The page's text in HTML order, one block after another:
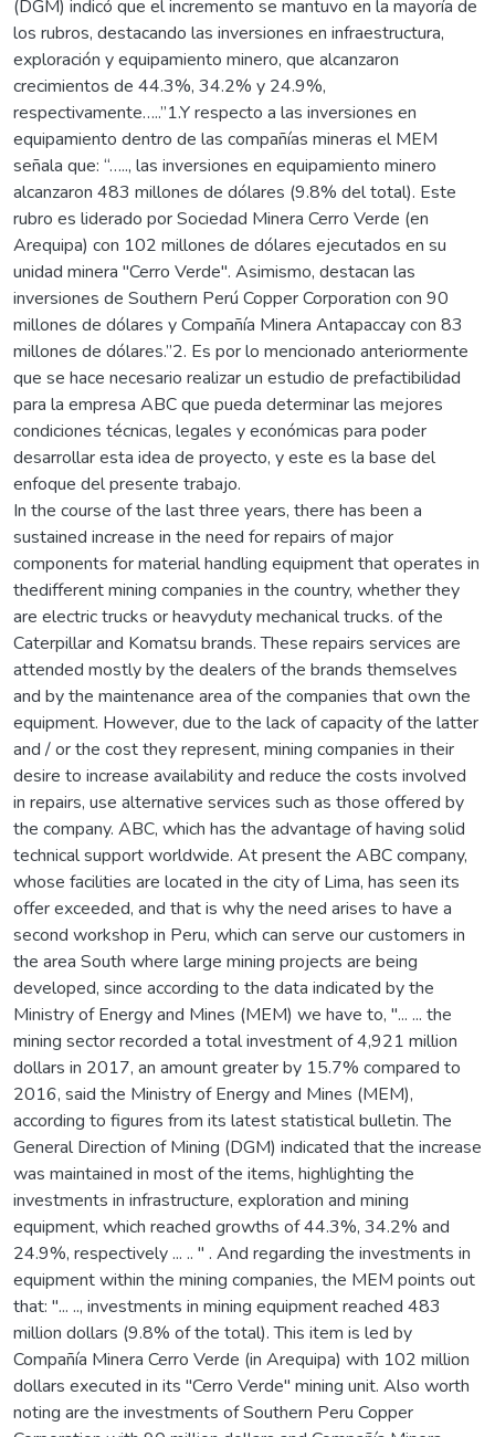
(DGM) indicó que el incremento se mantuvo en la mayoría de
los rubros, destacando las inversiones en infraestructura,
exploración y equipamiento minero, que alcanzaron
crecimientos de 44.3%, 34.2% y 24.9%,
respectivamente…..”1.Y respecto a las inversiones en
equipamiento dentro de las compañías mineras el MEM
señala que: “….., las inversiones en equipamiento minero
alcanzaron 483 millones de dólares (9.8% del total). Este
rubro es liderado por Sociedad Minera Cerro Verde (en
Arequipa) con 102 millones de dólares ejecutados en su
unidad minera "Cerro Verde". Asimismo, destacan las
inversiones de Southern Perú Copper Corporation con 90
millones de dólares y Compañía Minera Antapaccay con 83
millones de dólares.”2. Es por lo mencionado anteriormente
que se hace necesario realizar un estudio de prefactibilidad
para la empresa ABC que pueda determinar las mejores
condiciones técnicas, legales y económicas para poder
desarrollar esta idea de proyecto, y este es la base del
enfoque del presente trabajo.
In the course of the last three years, there has been a
sustained increase in the need for repairs of major
components for material handling equipment that operates in
thedifferent mining companies in the country, whether they
are electric trucks or heavyduty mechanical trucks. of the
Caterpillar and Komatsu brands. These repairs services are
attended mostly by the dealers of the brands themselves
and by the maintenance area of the companies that own the
equipment. However, due to the lack of capacity of the latter
and / or the cost they represent, mining companies in their
desire to increase availability and reduce the costs involved
in repairs, use alternative services such as those offered by
the company. ABC, which has the advantage of having solid
technical support worldwide. At present the ABC company,
whose facilities are located in the city of Lima, has seen its
offer exceeded, and that is why the need arises to have a
second workshop in Peru, which can serve our customers in
the area South where large mining projects are being
developed, since according to the data indicated by the
Ministry of Energy and Mines (MEM) we have to, "... ... the
mining sector recorded a total investment of 4,921 million
dollars in 2017, an amount greater by 15.7% compared to
2016, said the Ministry of Energy and Mines (MEM),
according to figures from its latest statistical bulletin. The
General Direction of Mining (DGM) indicated that the increase
was maintained in most of the items, highlighting the
investments in infrastructure, exploration and mining
equipment, which reached growths of 44.3%, 34.2% and
24.9%, respectively ... .. " . And regarding the investments in
equipment within the mining companies, the MEM points out
that: "... .., investments in mining equipment reached 483
million dollars (9.8% of the total). This item is led by
Compañía Minera Cerro Verde (in Arequipa) with 102 million
dollars executed in its "Cerro Verde" mining unit. Also worth
noting are the investments of Southern Peru Copper